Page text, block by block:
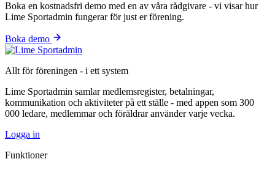
Boka en kostnadsfri demo med en av våra rådgivare - vi visar hur
Lime Sportadmin fungerar för just er förening.
Boka demo
Allt för föreningen - i ett system
Lime Sportadmin samlar medlemsregister, betalningar,
kommunikation och aktiviteter på ett ställe - med appen som 300
000 ledare, medlemmar och föräldrar använder varje vecka.
Logga in
Funktioner